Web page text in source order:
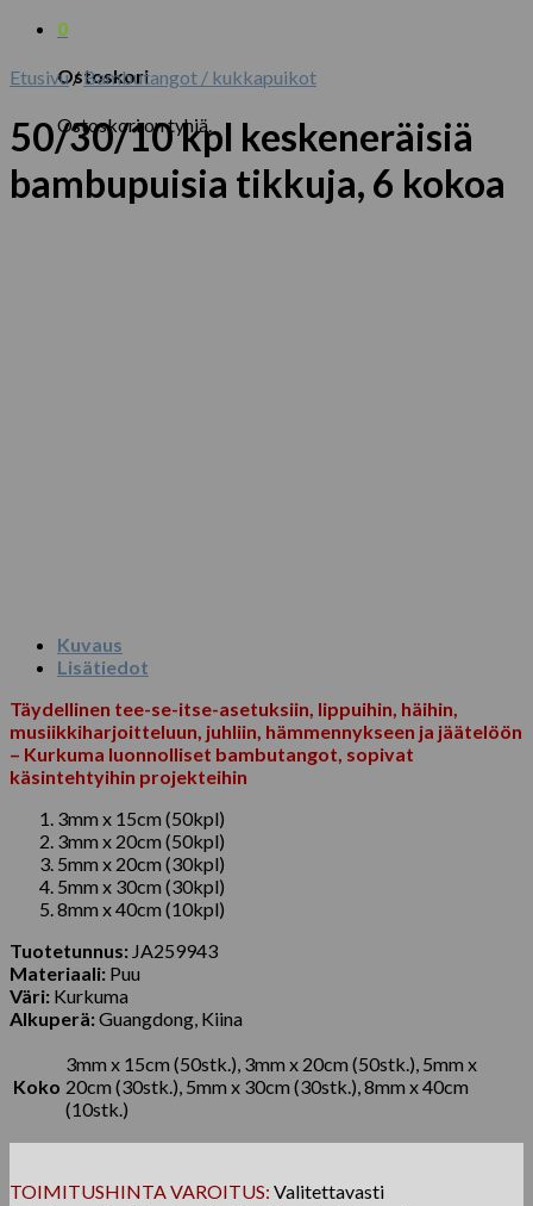
0
Ostoskori
Ostoskori on tyhjä.
Etusivu / Bambutangot / kukkapuikot
50/30/10 kpl keskeneräisiä
bambupuisia tikkuja, 6 kokoa
Kuvaus
Lisätiedot
Täydellinen tee-se-itse-asetuksiin, lippuihin, häihin,
musiikkiharjoitteluun, juhliin, hämmennykseen ja jäätelöön
– Kurkuma luonnolliset bambutangot, sopivat
käsintehtyihin projekteihin
3mm x 15cm (50kpl)
3mm x 20cm (50kpl)
5mm x 20cm (30kpl)
5mm x 30cm (30kpl)
8mm x 40cm (10kpl)
Tuotetunnus: JA259943
Materiaali: Puu
Väri: Kurkuma
Alkuperä:Guangdong, Kiina
Koko
3mm x 15cm (50stk.), 3mm x 20cm (50stk.), 5mm x
20cm (30stk.), 5mm x 30cm (30stk.), 8mm x 40cm
(10stk.)
TOIMITUSHINTA VAROITUS: Valitettavasti